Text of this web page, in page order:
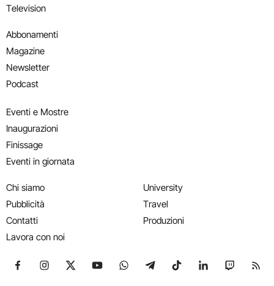
Television
Abbonamenti
Magazine
Newsletter
Podcast
Eventi e Mostre
Inaugurazioni
Finissage
Eventi in giornata
Chi siamo
Pubblicità
Contatti
Lavora con noi
University
Travel
Produzioni
Seguici su Facebook
Seguici su Instagram
Seguici su X
Seguici su YouTube
Seguici su WhatsApp
Seguici su Telegram
Seguici su TikTok
Seguici su
Seguici